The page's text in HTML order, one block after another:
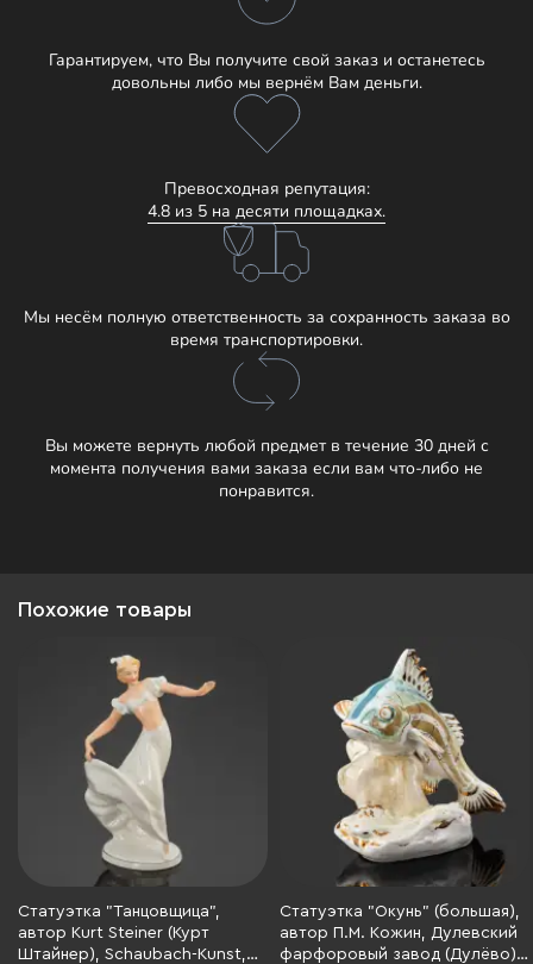
Гарантируем, что Вы получите свой заказ и останетесь
довольны либо мы вернём Вам деньги.
Превосходная репутация:
4.8 из 5 на десяти площадках.
Мы несём полную ответственность за сохранность заказа во
время транспортировки.
Вы можете вернуть любой предмет в течение 30 дней с
момента получения вами заказа если вам что-либо не
понравится.
Похожие товары
Статуэтка "Танцовщица",
автор Kurt Steiner (Курт
Штайнер), Schaubach-Kunst,
Статуэтка "Окунь" (большая),
автор П.М. Кожин, Дулевский
фарфоровый завод (Дулёво),